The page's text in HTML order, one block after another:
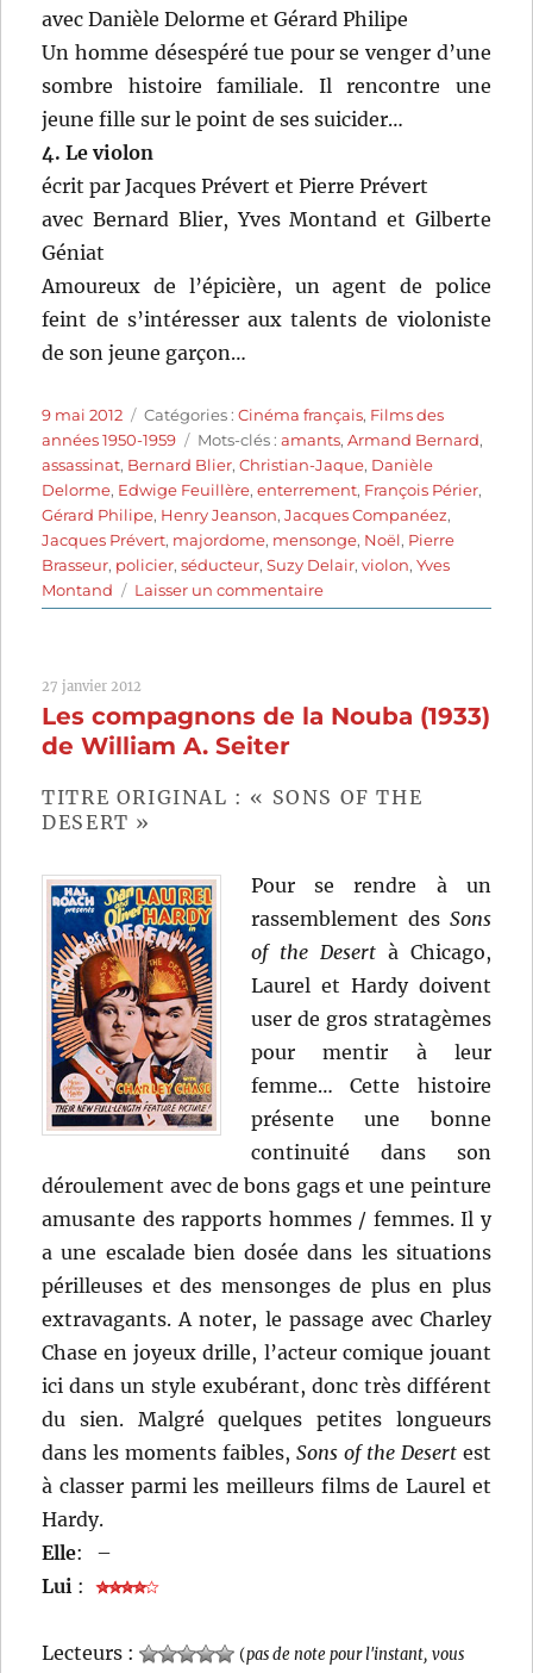
avec Danièle Delorme et Gérard Philipe
Un homme désespéré tue pour se venger d’une
sombre histoire familiale. Il rencontre une
jeune fille sur le point de ses suicider…
4. Le violon
écrit par Jacques Prévert et Pierre Prévert
avec Bernard Blier, Yves Montand et Gilberte
Géniat
Amoureux de l’épicière, un agent de police
feint de s’intéresser aux talents de violoniste
de son jeune garçon…
Publié
le
9 mai 2012 Catégories
Catégories :Cinéma français, Films des
années 1950-1959
Étiquettes
Mots-clés :amants,Armand Bernard,
assassinat, Bernard Blier,Christian-Jaque, Danièle
Delorme, Edwige Feuillère,enterrement, François Périer,
Gérard Philipe, Henry Jeanson,Jacques Companéez,
Jacques Prévert, majordome, mensonge, Noël, Pierre
Brasseur, policier,séducteur,Suzy Delair,violon,Yves
Montand
Laisser un commentairesur
Souvenirs
Christian-
27 janvier 2012
Les compagnons de la Nouba (1933)
de William A. Seiter
TITRE ORIGINAL : « SONS OF THE
DESERT »
Pour se rendre à un
rassemblement des Sons
of the Desertà Chicago,
Laurel et Hardy doivent
user de gros stratagèmes
pour mentir à leur
femme… Cette histoire
présente une bonne
continuité dans son
déroulement avec de bons gags et une peinture
amusante des rapports hommes / femmes. Il y
a une escalade bien dosée dans les situations
périlleuses et des mensonges de plus en plus
extravagants. A noter, le passage avec Charley
Chase en joyeux drille, l’acteur comique jouant
ici dans un style exubérant, donc très différent
du sien. Malgré quelques petites longueurs
dans les moments faibles, Sons of the Desertest
à classer parmi les meilleurs films de Laurel et
Hardy.
Elle:
–
Lui :
Lecteurs : (pas de note pour l'instant, vous